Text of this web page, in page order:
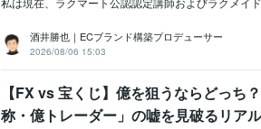
酒井勝也｜ECブランド構築プロデューサー
2026/08/06 15:03
【FX vs 宝くじ】億を狙うならどっち
称・億トレーダー」の嘘を見破るリア